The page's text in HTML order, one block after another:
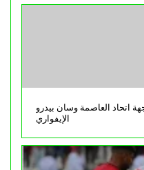
اتحاد العاصمة وسان بيدرو
الإيفواري